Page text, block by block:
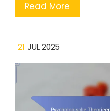
Read More
21 JUL 2025